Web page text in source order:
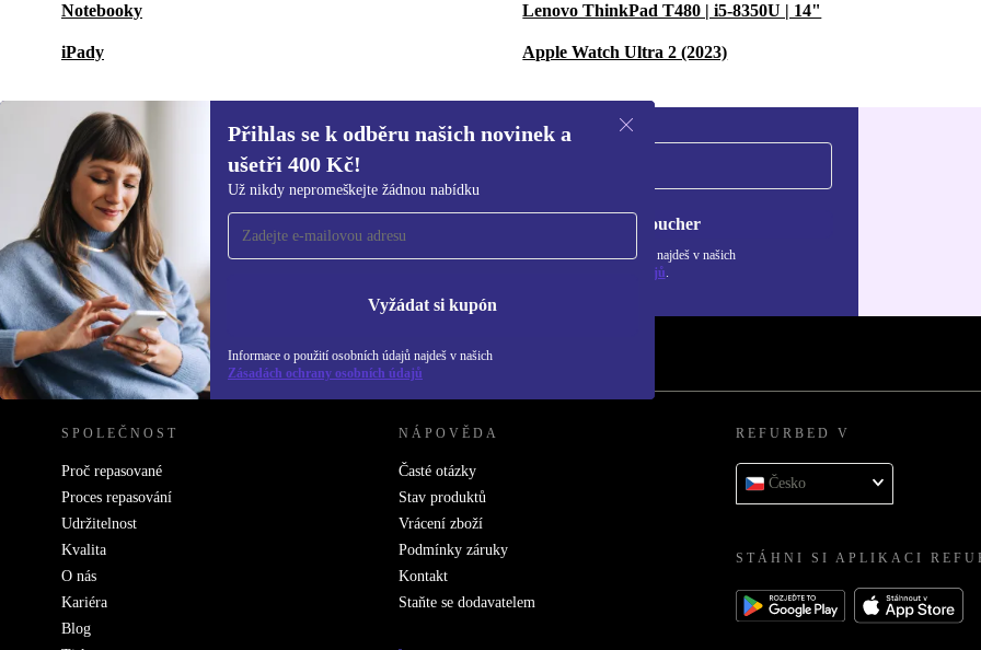
Notebooky
iPady
Lenovo ThinkPad T480 | i5-8350U | 14"
Apple Watch Ultra 2 (2023)
Přihlas se k odběru našich novinek a
ušetři 400 Kč!
Už nikdy nepromeškejte žádnou nabídku
Vyžádat si kupón
Informace o použití osobních údajů najdeš v našich
Zásadách ochrany osobních údajů
Přihlas se k odběru našich novinek a
ušetři 400 Kč!
Už nikdy nepromeškej žádnou nabídku.
Chci voucher
Informace o použití osobních údajů najdeš v našich
Zásadách ochrany osobních údajů.
REFURBED ČESKO - RETHINK NEW.
SPOLEČNOST
Proč repasované
Proces repasování
Udržitelnost
Kvalita
O nás
Kariéra
Blog
NÁPOVĚDA
Časté otázky
Stav produktů
Vrácení zboží
Podmínky záruky
Kontakt
Staňte se dodavatelem
REFURBED V
Česko
STÁHNI SI APLIKACI